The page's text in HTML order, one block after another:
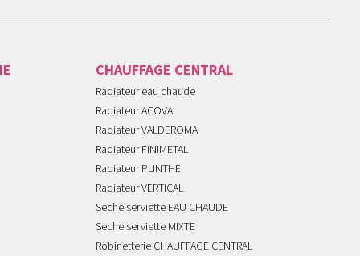
CHAUFFAGE CENTRAL
Radiateur eau chaude
Radiateur ACOVA
Radiateur VALDEROMA
Radiateur FINIMETAL
Radiateur PLINTHE
Radiateur VERTICAL
Seche serviette EAU CHAUDE
Seche serviette MIXTE
Robinetterie CHAUFFAGE CENTRAL